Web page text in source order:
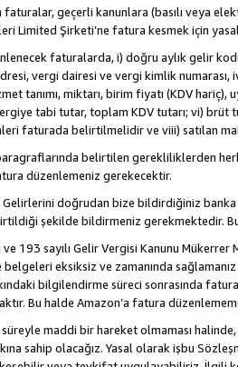
faturalar, geçerli kanunlara (basılı veya
Limited Şirketi’ne fatura kesmek için
faturalarda, i) doğru aylık gelir
vergi dairesi ve vergi kimlik
tanımı, miktarı, birim fiyatı (KDV
tabi tutar, toplam KDV tutarı; vi) brüt
faturada belirtilmelidir ve viii) satılan
belirtilen gerekliliklerden
düzenlemeniz gerekecektir.
Gelirlerini doğrudan bize bildirdiğiniz banka
şekilde bildirmeniz gerekmektedir.
193 sayılı Gelir Vergisi Kanunu
eksiksiz ve zamanında
bilgilendirme süreci sonrasında
Bu halde Amazon’a fatura
süreyle maddi bir hareket olmaması
sahip olacağız. Yasal olarak işbu